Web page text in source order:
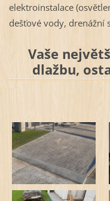
elektroinstalace
dešťové vody, drenážní
Vaše
dlažbu,